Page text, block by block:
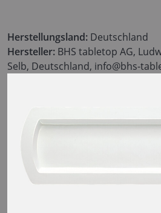
Herstellungsland: Deutschland
Hersteller: BHS tabletop AG,
Selb, Deutschland, info@bhs-